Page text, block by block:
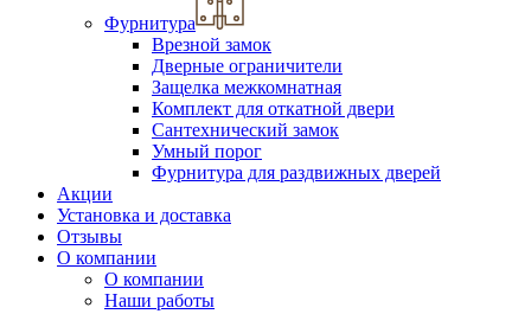
Фурнитура
Врезной замок
Дверные ограничители
Защелка межкомнатная
Комплект для откатной двери
Сантехнический замок
Умный порог
Фурнитура для раздвижных дверей
Акции
Установка и доставка
Отзывы
О компании
О компании
Наши работы